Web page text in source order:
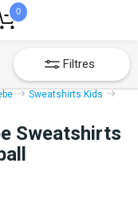
0
Filtres
Sweatshirts Kids
Sweatshirts